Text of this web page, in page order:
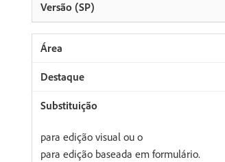
para edição visual ou o
para edição baseada em formulário.